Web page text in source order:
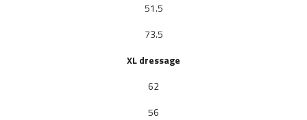
51.5
73.5
XL dressage
62
56